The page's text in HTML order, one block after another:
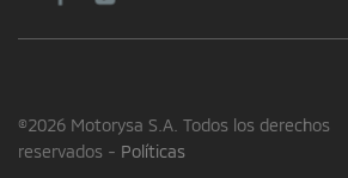
©2026 Motorysa S.A. Todos los derechos
reservados - Políticas